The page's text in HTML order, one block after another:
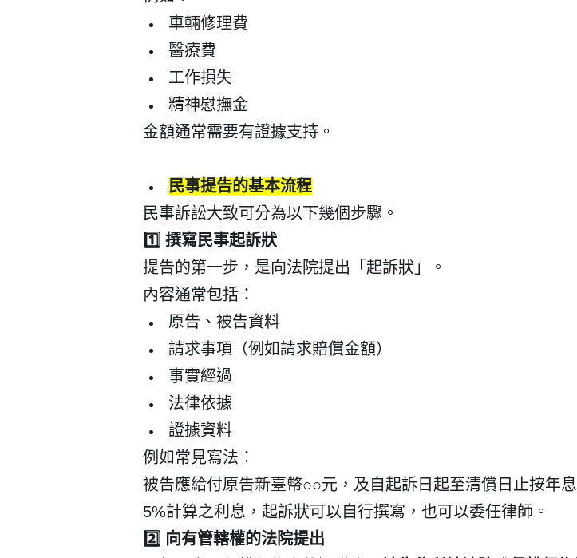
車輛修理費
醫療費
工作損失
精神慰撫金
金額通常需要有證據支持。
民事提告的基本流程
民事訴訟大致可分為以下幾個步驟。
1️⃣ 撰寫民事起訴狀
提告的第一步，是向法院提出「起訴狀」。
內容通常包括：
原告、被告資料
請求事項（例如請求賠償金額）
事實經過
法律依據
證據資料
例如常見寫法：
被告應給付原告新臺幣○○元，及自起訴日起至清償日止按年息
5%計算之利息，起訴狀可以自行撰寫，也可以委任律師。
2️⃣ 向有管轄權的法院提出